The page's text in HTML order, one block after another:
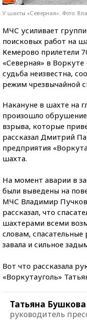
У шахты «Северная». Фото:
МЧС усиливает
поисковых работ на
Кемерово прилетели
«Северная» в
судьба неизвестна,
режим чрезвычайной
Накануне в шахте на
произошло
взрыва, которые
рассказал Дмитрий
предприятия
шахта.
На момент аварии в
были выведены на
МЧС Владимир
рассказал, что
шахтерами всеми
словам,
завала и сильное
Вот что рассказала
«Воркутауголь»
Татьяна Бушкова
руководитель